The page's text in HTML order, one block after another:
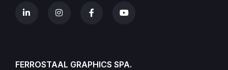
FERROSTAAL GRAPHICS SPA.